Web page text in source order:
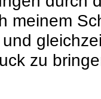
meinem
zu